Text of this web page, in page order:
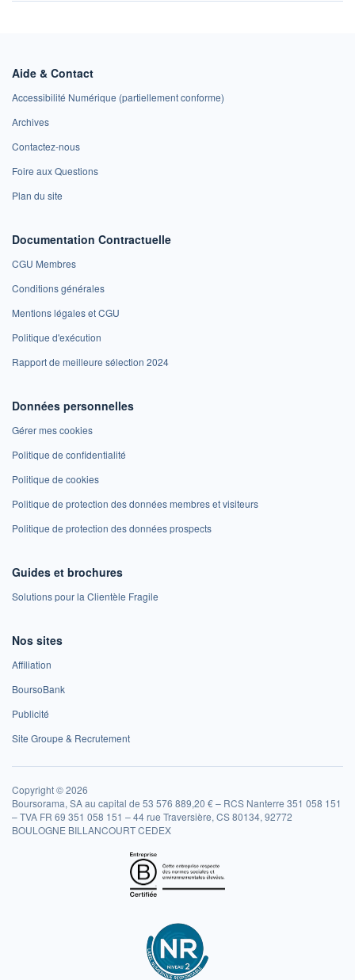
Aide & Contact
Accessibilité Numérique (partiellement conforme)
Archives
Contactez-nous
Foire aux Questions
Plan du site
Documentation Contractuelle
CGU Membres
Conditions générales
Mentions légales et CGU
Politique d'exécution
Rapport de meilleure sélection 2024
Données personnelles
Gérer mes cookies
Politique de confidentialité
Politique de cookies
Politique de protection des données membres et visiteurs
Politique de protection des données prospects
Guides et brochures
Solutions pour la Clientèle Fragile
Nos sites
Affiliation
BoursoBank
Publicité
Site Groupe & Recrutement
Copyright © 2026
Boursorama, SA au capital de 53 576 889,20 € – RCS Nanterre 351 058 151
– TVA FR 69 351 058 151 – 44 rue Traversière, CS 80134, 92772
BOULOGNE BILLANCOURT CEDEX